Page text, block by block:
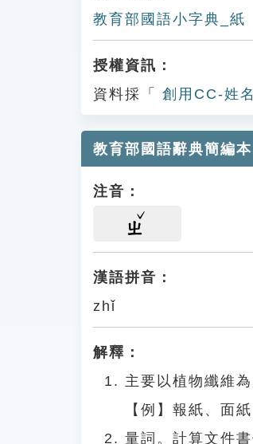
教育部國語小字典_紙
授權資訊：
資料採「
創用CC-姓
教育部國語辭典簡編本
注音：
ㄓ
漢語拼音：
zhǐ
解釋：
主要以植物纖維
【例】報紙、面
量詞。計算文件